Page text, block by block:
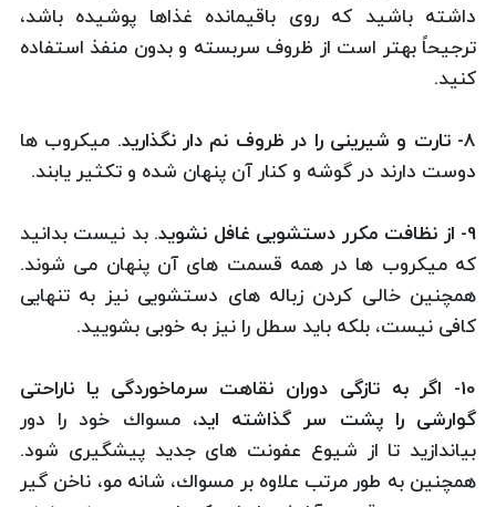
داشته باشید كه روی باقیمانده غذاها پوشیده باشد،
ترجیحاً بهتر است از ظروف سربسته و بدون منفذ استفاده
كنید.
8- تارت و شیرینی را در ظروف نم دار نگذارید
. میكروب ها
دوست دارند در گوشه و كنار آن پنهان شده و تكثیر یابند.
9- از نظافت مكرر دستشویی غافل نشوید. بد نیست بدانید
كه میكروب ها در همه قسمت های آن پنهان می شوند.
همچنین خالی كردن زباله های دستشویی نیز به تنهایی
كافی نیست، بلكه باید سطل را نیز به خوبی بشویید.
10- اگر به تازگی دوران نقاهت سرماخوردگی یا ناراحتی
گوارشی را پشت سر گذاشته اید، مسواك خود را دور
بیاندازید تا از شیوع عفونت های جدید پیشگیری شود.
همچنین به طور مرتب علاوه بر مسواك، شانه مو، ناخن گیر